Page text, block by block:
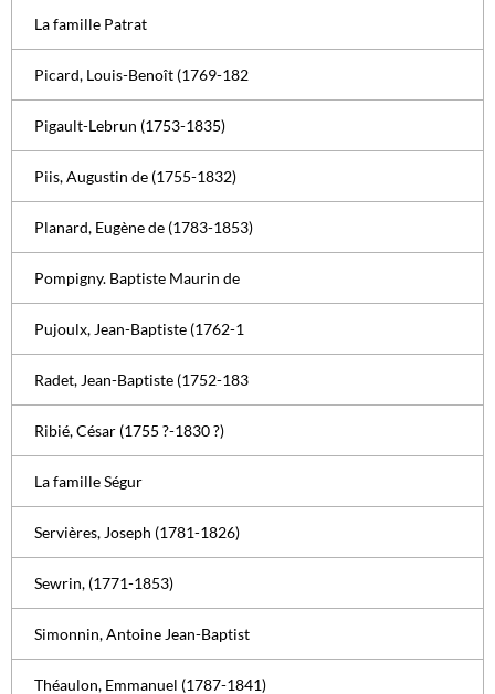
La famille Patrat
Picard, Louis-Benoît (1769-182
Pigault-Lebrun (1753-1835)
Piis, Augustin de (1755-1832)
Planard, Eugène de (1783-1853)
Pompigny. Baptiste Maurin de
Pujoulx, Jean-Baptiste (1762-1
Radet, Jean-Baptiste (1752-183
Ribié, César (1755 ?-1830 ?)
La famille Ségur
Servières, Joseph (1781-1826)
Sewrin, (1771-1853)
Simonnin, Antoine Jean-Baptist
Théaulon, Emmanuel (1787-1841)